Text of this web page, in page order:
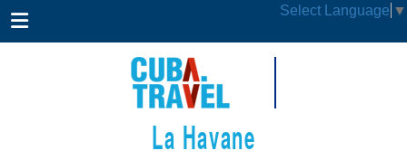
Select Language ▼
La Havane